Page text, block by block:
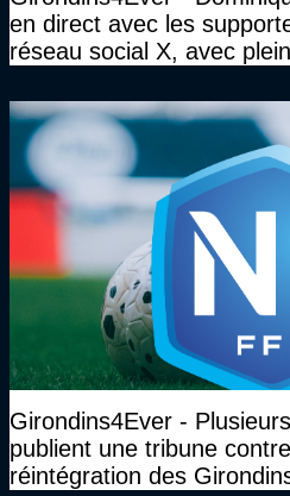
en direct avec les
réseau social X, avec
Girondins4Ever -
publient une tribune
réintégration des